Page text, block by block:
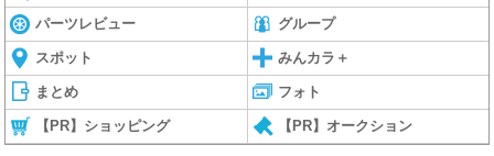
パーツレビュー グループ
スポット みんカラ＋
まとめ フォト
【PR】ショッピング 【PR】オークション